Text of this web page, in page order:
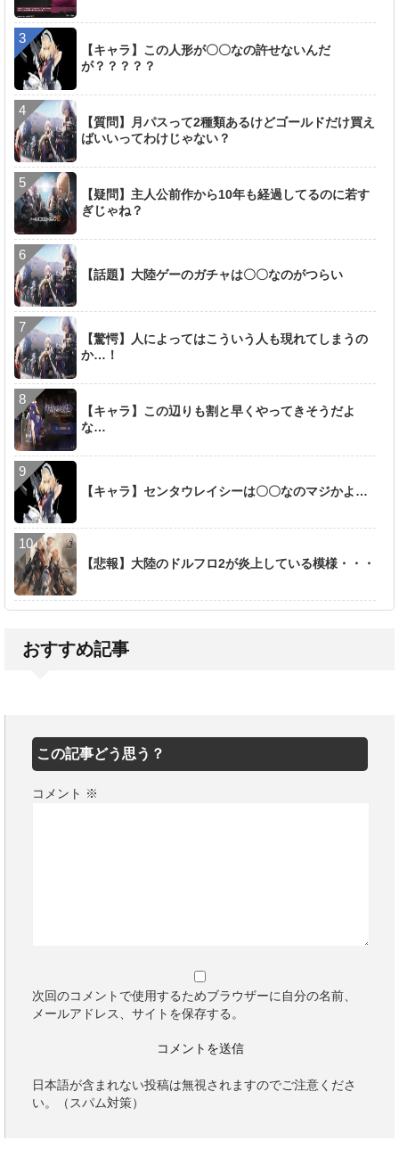
【キャラ】この人形が〇〇なの許せないんだ
が？？？？？
【質問】月パスって2種類あるけどゴールドだけ買え
ばいいってわけじゃない？
【疑問】主人公前作から10年も経過してるのに若す
ぎじゃね？
【話題】大陸ゲーのガチャは〇〇なのがつらい
【驚愕】人によってはこういう人も現れてしまうの
か…！
【キャラ】この辺りも割と早くやってきそうだよ
な…
【キャラ】センタウレイシーは〇〇なのマジかよ…
【悲報】大陸のドルフロ2が炎上している模様・・・
おすすめ記事
この記事どう思う？
コメント ※
次回のコメントで使用するためブラウザーに自分の名前、
メールアドレス、サイトを保存する。
日本語が含まれない投稿は無視されますのでご注意くださ
い。（スパム対策）